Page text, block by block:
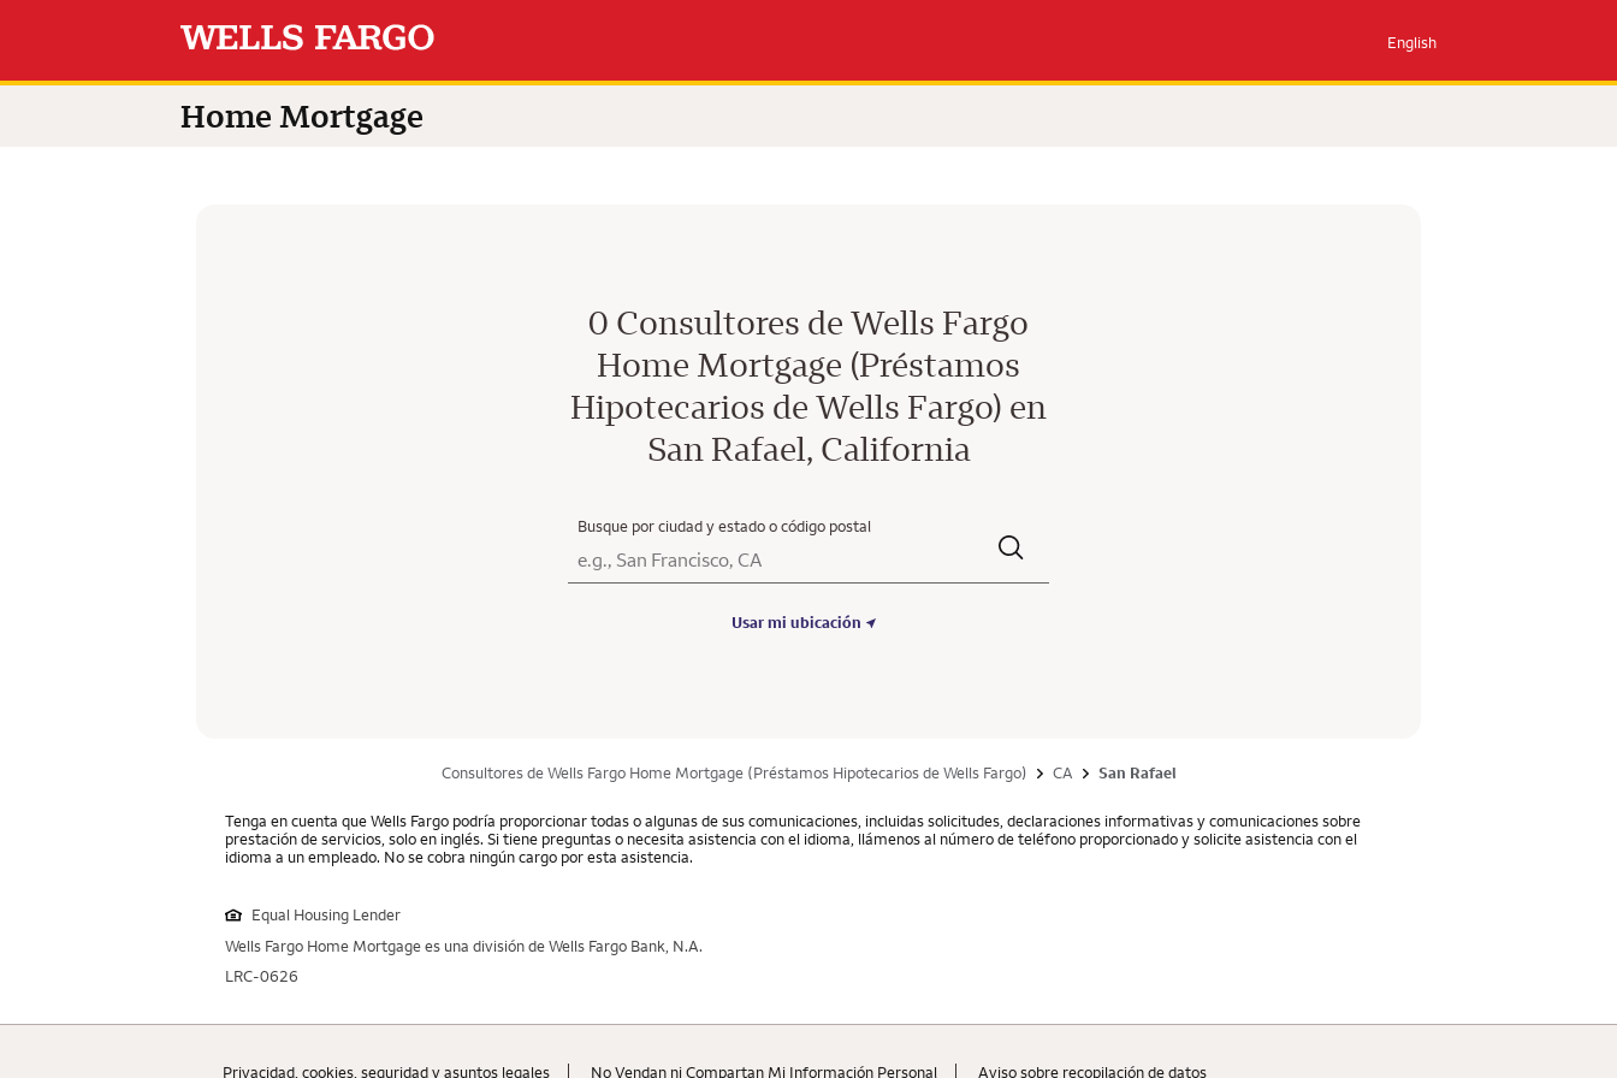
English
Home Mortgage
0 Consultores de Wells Fargo
Home Mortgage (Préstamos
Hipotecarios de Wells Fargo) en
San Rafael, California
Busque por ciudad y estado o código postal
Ciudad, Estado/Provincia, Código postal o Ciudad y País
Submit a search.
Usar mi ubicación
Consultores de Wells Fargo Home Mortgage (Préstamos Hipotecarios de Wells Fargo) CA San Rafael
Tenga en cuenta que Wells Fargo podría proporcionar todas o algunas de sus comunicaciones, incluidas solicitudes, declaraciones informativas y comunicaciones sobre
prestación de servicios, solo en inglés. Si tiene preguntas o necesita asistencia con el idioma, llámenos al número de teléfono proporcionado y solicite asistencia con el
idioma a un empleado. No se cobra ningún cargo por esta asistencia.
Equal Housing Lender
Wells Fargo Home Mortgage es una división de Wells Fargo Bank, N.A.
LRC-0626
Privacidad, cookies, seguridad y asuntos legales No Vendan ni Compartan Mi Información Personal Aviso sobre recopilaciؚón de datos